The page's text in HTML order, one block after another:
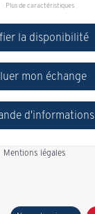
Plus de caractéristiques
la disponibilité
mon échange
d'informations
Mentions légales